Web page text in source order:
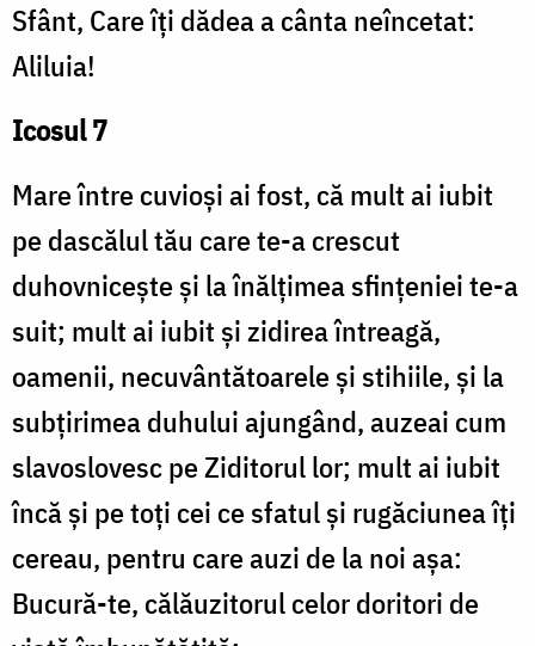
Sfânt, Care îți dădea a cânta neîncetat:
Aliluia!
Icosul 7
Mare între cuvioși ai fost, că mult ai iubit
pe dascălul tău care te-a crescut
duhovnicește și la înălțimea sfințeniei te-a
suit; mult ai iubit și zidirea întreagă,
oamenii, necuvântătoarele și stihiile, și la
subțirimea duhului ajungând, auzeai cum
slavoslovesc pe Ziditorul lor; mult ai iubit
încă și pe toți cei ce sfatul și rugăciunea îți
cereau, pentru care auzi de la noi așa:
Bucură-te, călăuzitorul celor doritori de